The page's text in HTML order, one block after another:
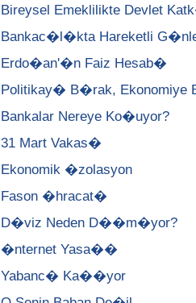
Bireysel Emeklilikte Devlet
Bankac�l�kta Hareketli
Erdo�an'�n Faiz Hesab�
Politikay� B�rak, Ekonomiye
Bankalar Nereye Ko�uyor?
31 Mart Vakas�
Ekonomik �zolasyon
Fason �hracat�
D�viz Neden D��m�yor?
�nternet Yasa��
Yabanc� Ka��yor